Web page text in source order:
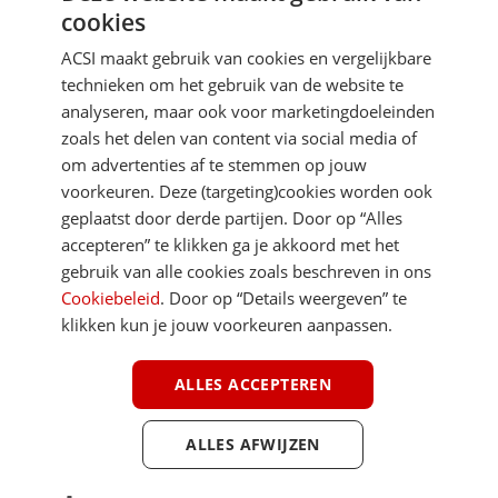
Je gegevens zijn veilig en worden niet gedeeld met anderen
DIRECT NAAR
MEER ACSI FREELIFE
cookies
ACSI maakt gebruik van cookies en vergelijkbare
technieken om het gebruik van de website te
analyseren, maar ook voor marketingdoeleinden
zoals het delen van content via social media of
om advertenties af te stemmen op jouw
voorkeuren. Deze (targeting)cookies worden ook
geplaatst door derde partijen. Door op “Alles
accepteren” te klikken ga je akkoord met het
gebruik van alle cookies zoals beschreven in ons
Cookiebeleid. Door op “Details weergeven” te
klikken kun je jouw voorkeuren aanpassen.
ALLES ACCEPTEREN
ALLES AFWIJZEN